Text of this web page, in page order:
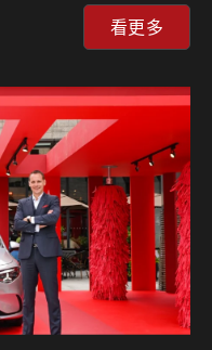
TAIWAN SUZUKI也會
車迷。 為了感謝車迷們
元起/IGNIS 64.5萬元
9,999元就能將愛車輕
！另外為了持…
看更多